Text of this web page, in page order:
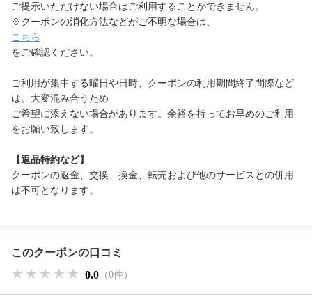
ご提示いただけない場合はご利用することができません。
※クーポンの消化方法などがご不明な場合は、
こちら
をご確認ください。
ご利用が集中する曜日や日時、クーポンの利用期間終了間際など
は、大変混み合うため
ご希望に添えない場合があります。余裕を持ってお早めのご利用
をお願い致します。
【返品特約など】
クーポンの返金、交換、換金、転売および他のサービスとの併用
は不可となります。
このクーポンの口コミ
★★★★★
★★★★★
★★★★★ 0.0 （0件）